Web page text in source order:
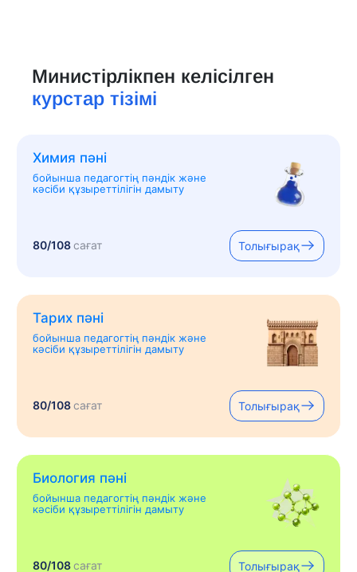
Министірлікпен келісілген
курстар тізімі
Химия пәні
бойынша педагогтің пәндік және
кәсіби құзыреттілігін дамыту
80/108сағат Толығырақ
Тарих пәні
бойынша педагогтің пәндік және
кәсіби құзыреттілігін дамыту
80/108сағат Толығырақ
Биология пәні
бойынша педагогтің пәндік және
кәсіби құзыреттілігін дамыту
80/108сағат Толығырақ